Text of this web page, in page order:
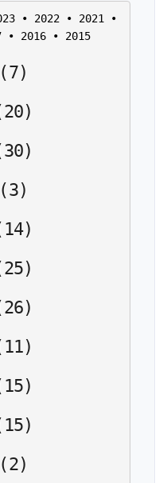
• 2022 • 2021
• 2016 • 2015
(7)
20)
30)
(3)
14)
25)
26)
11)
15)
15)
(2)